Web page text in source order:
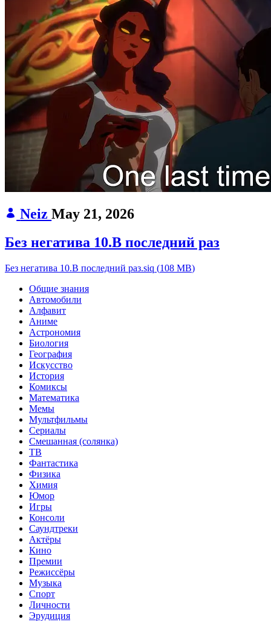
NeizMay 21, 2026
Без негатива 10.В последний раз
Без негатива 10.В последний раз.siq (108 MB)
Общие знания
Автомобили
Алфавит
Аниме
Астрономия
Биология
География
Искусство
История
Комиксы
Математика
Мемы
Мультфильмы
Сериалы
Смешанная (солянка)
ТВ
Фантастика
Физика
Химия
Юмор
Игры
Консоли
Саундтреки
Актёры
Кино
Премии
Режиссёры
Музыка
Спорт
Личности
Эрудиция